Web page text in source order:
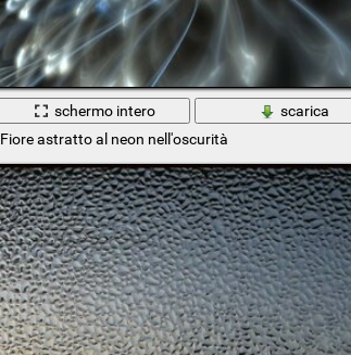
schermo intero
scarica
Fiore astratto al neon nell'oscurità